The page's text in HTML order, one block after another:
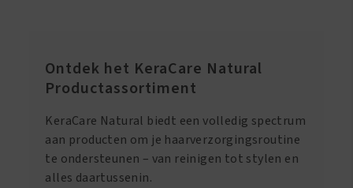
Ontdek het KeraCare Natural
Productassortiment
KeraCare Natural biedt een volledig spectrum
aan producten om je haarverzorgingsroutine
te ondersteunen – van reinigen tot stylen en
alles daartussenin.